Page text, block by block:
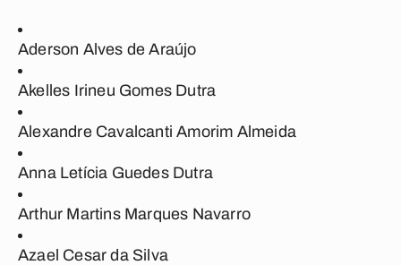
Aderson Alves de Araújo
Akelles Irineu Gomes Dutra
Alexandre Cavalcanti Amorim Almeida
Anna Letícia Guedes Dutra
Arthur Martins Marques Navarro
Azael Cesar da Silva